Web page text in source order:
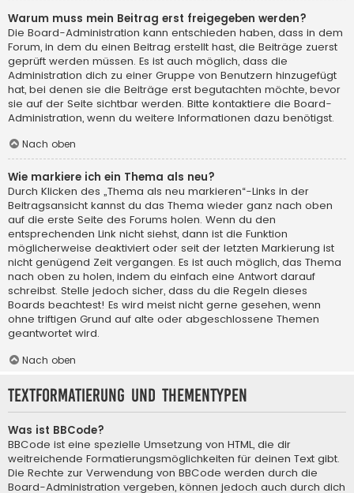
Warum muss mein Beitrag erst freigegeben werden?
Die Board-Administration kann entschieden haben, dass in dem
Forum, in dem du einen Beitrag erstellt hast, die Beiträge zuerst
geprüft werden müssen. Es ist auch möglich, dass die
Administration dich zu einer Gruppe von Benutzern hinzugefügt
hat, bei denen sie die Beiträge erst begutachten möchte, bevor
sie auf der Seite sichtbar werden. Bitte kontaktiere die Board-
Administration, wenn du weitere Informationen dazu benötigst.
Nach oben
Wie markiere ich ein Thema als neu?
Durch Klicken des „Thema als neu markieren“-Links in der
Beitragsansicht kannst du das Thema wieder ganz nach oben
auf die erste Seite des Forums holen. Wenn du den
entsprechenden Link nicht siehst, dann ist die Funktion
möglicherweise deaktiviert oder seit der letzten Markierung ist
nicht genügend Zeit vergangen. Es ist auch möglich, das Thema
nach oben zu holen, indem du einfach eine Antwort darauf
schreibst. Stelle jedoch sicher, dass du die Regeln dieses
Boards beachtest! Es wird meist nicht gerne gesehen, wenn
ohne triftigen Grund auf alte oder abgeschlossene Themen
geantwortet wird.
Nach oben
Textformatierung und Thementypen
Was ist BBCode?
BBCode ist eine spezielle Umsetzung von HTML, die dir
weitreichende Formatierungsmöglichkeiten für deinen Text gibt.
Die Rechte zur Verwendung von BBCode werden durch die
Board-Administration vergeben, können jedoch auch durch dich